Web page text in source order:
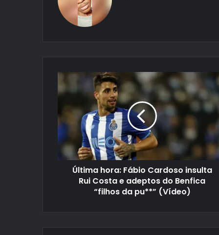
Última hora: Fábio Cardoso insulta
Rui Costa e adeptos do Benfica
“filhos da pu**” (Vídeo)